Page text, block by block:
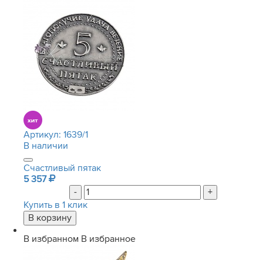
Артикул: 1639/1
В наличии
Счастливый пятак
5 357
-
+
Купить в 1 клик
В избранном В избранное